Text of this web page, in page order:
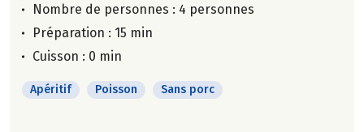
Nombre de personnes : 4 personnes
Préparation : 15 min
Cuisson : 0 min
Apéritif Poisson Sans porc